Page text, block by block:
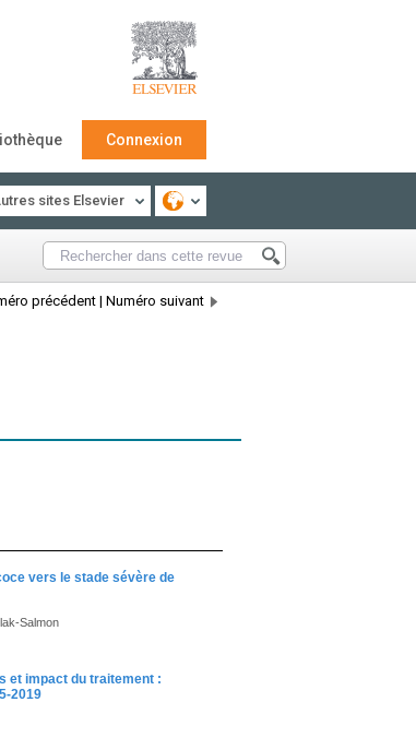
Connexion
sites Elsevier
précédent| Numéro suivant
vers le stade sévère de
Salmon
et impact du traitement :
2019